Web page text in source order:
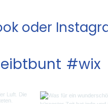
oder
#wix